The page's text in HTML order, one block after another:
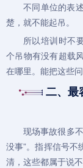
不同单位的表
楚，就不能起吊。
所以培训时不
个吊物有没有超载
在哪里。能把这些
二、最
现场事故很多
没事”。指挥信号不
清，这些都属于说不